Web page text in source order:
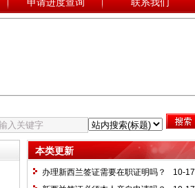
本类更新
10-17
办理新西兰签证需要在职证明吗？